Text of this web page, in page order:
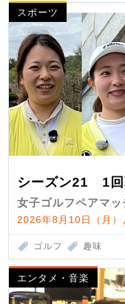
スポーツ
シーズン21 1
女子ゴルフペアマッ
2026年8月10日（月
ゴルフ 趣味
エンタメ・音楽